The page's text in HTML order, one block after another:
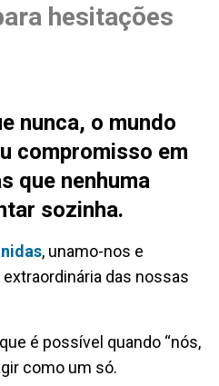
hesitações
nunca, o mundo
compromisso em
que nenhuma
sozinha.
, unamo-nos e
das nossas
é possível quando “nós,
como um só.